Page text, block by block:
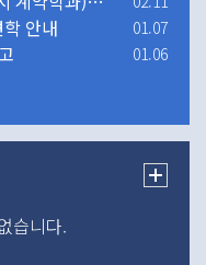
안내 01.07
01.06
습니다.